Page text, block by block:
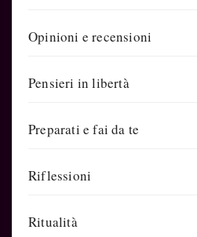
Opinioni e recensioni
Pensieri in libertà
Preparati e fai da te
Riflessioni
Ritualità